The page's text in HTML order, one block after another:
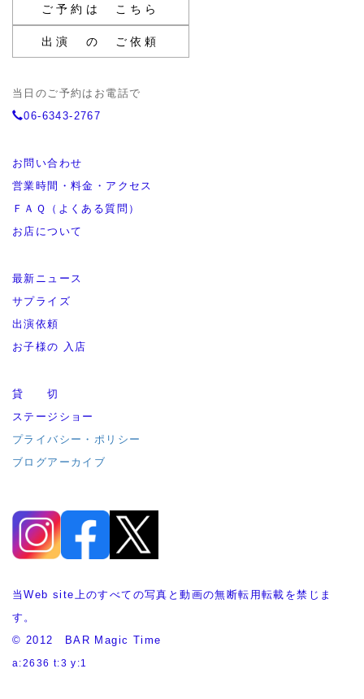
ご予約は こちら
出演 の ご依頼
当日のご予約はお電話で
06-6343-2767
お問い合わせ
営業時間・料金・アクセス
ＦＡＱ（よくある質問）
お店について
最新ニュース
サプライズ
出演依頼
お子様の 入店
貸 切
ステージショー
プライバシー・ポリシー
ブログアーカイブ
当Web site上のすべての写真と動画の無断転用転載を禁じま
す。
© 2012 BAR Magic Time
a:2636 t:3 y:1